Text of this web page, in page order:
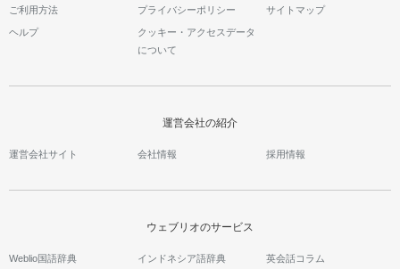
ご利用方法 プライバシーポリシー サイトマップ
ヘルプ
クッキー・アクセスデータ
について
運営会社の紹介
運営会社サイト 会社情報 採用情報
ウェブリオのサービス
Weblio国語辞典 インドネシア語辞典 英会話コラム